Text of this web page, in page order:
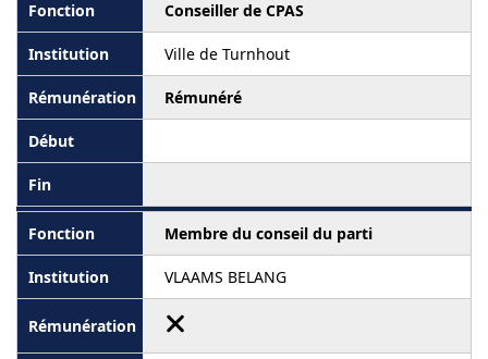
Conseiller de CPAS
Ville de Turnhout
Rémunéré
Membre du conseil du parti
VLAAMS BELANG